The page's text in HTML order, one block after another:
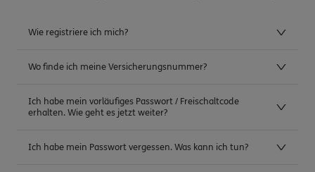
Wie registriere ich mich?
Wo finde ich meine Versicherungsnummer?
Ich habe mein vorläufiges Passwort / Freischaltcode
erhalten. Wie geht es jetzt weiter?
Ich habe mein Passwort vergessen. Was kann ich tun?